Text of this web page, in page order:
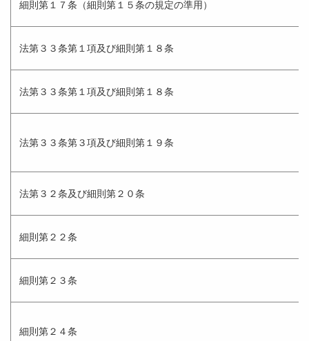
細則第１７条（細則第１５条の規定の準用）
法第３３条第１項及び細則第１８条
法第３３条第１項及び細則第１８条
法第３３条第３項及び細則第１９条
法第３２条及び細則第２０条
細則第２２条
細則第２３条
細則第２４条